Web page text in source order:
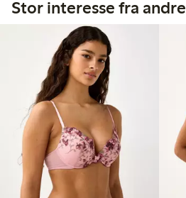
Stor interesse fra andre